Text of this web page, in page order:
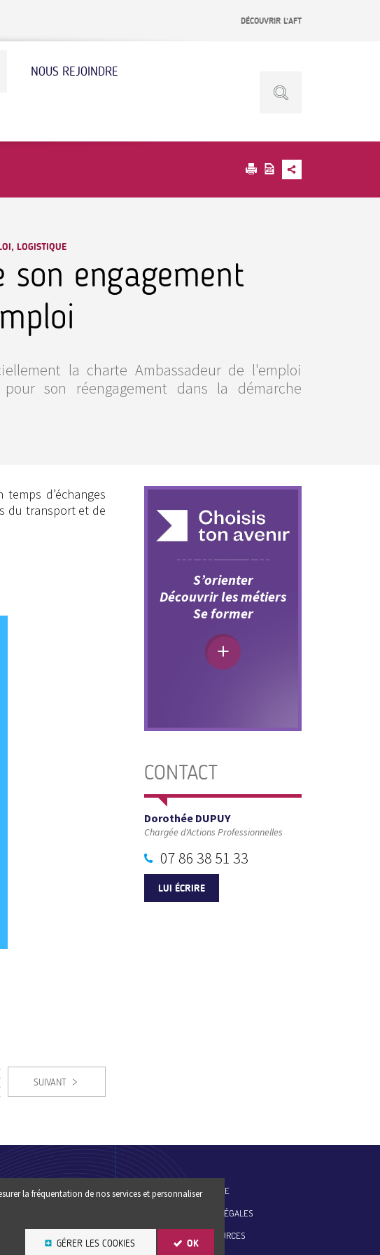
DÉCOUVRIR L’AFT
NOUS REJOINDRE
LOGISTIQUE
son engagement
la charte Ambassadeur de l'emploi
son réengagement dans la démarche
d’échanges
du transport et de
SUIVANT
S’orienter
Découvrir les métiers
Se former
CONTACT
Dorothée DUPUY
Chargée d'Actions Professionnelles
07 86 38 51 33
LUI ÉCRIRE
QUI SOMMES-NOUS
NEWSLETTER
PLAN DU SITE
MENTIONS LÉGALES
SITE RESSOURCES
la fréquentation de nos services et personnaliser
GÉRER LES COOKIES OK